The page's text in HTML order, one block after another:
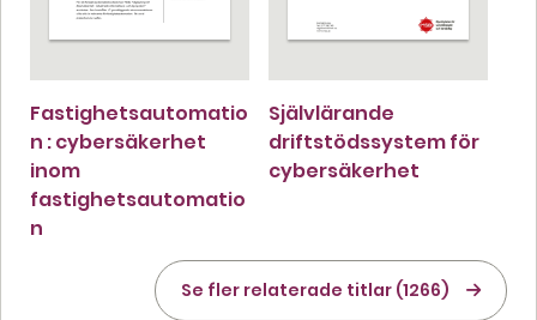
Fastighetsautomatio
n : cybersäkerhet
inom
fastighetsautomatio
n
Självlärande
driftstödssystem för
cybersäkerhet
Se fler relaterade titlar (1266)